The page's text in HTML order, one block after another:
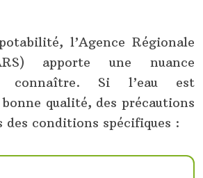
l’Agence Régionale
apporte une nuance
connaître. Si l’eau est
qualité, des précautions
des conditions spécifiques :